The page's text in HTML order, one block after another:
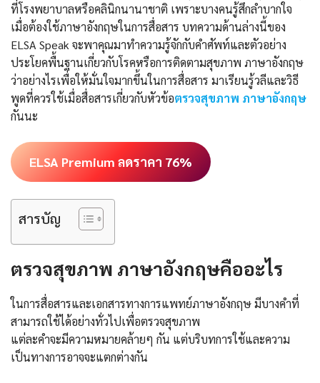
ที่โรงพยาบาลหรือคลินิกนานาชาติ เพราะบางคนรู้สึกลำบากใจ
เมื่อต้องใช้ภาษาอังกฤษในการสื่อสาร บทความด้านล่างนี้ของ
ELSA Speak จะพาคุณมาทำความรู้จักกับคำศัพท์และตัวอย่าง
ประโยคพื้นฐานเกี่ยวกับโรคหรือการติดตามสุขภาพ ภาษาอังกฤษ
ว่าอย่างไรเพื่อให้มั่นใจมากขึ้นในการสื่อสาร มาเรียนรู้วลีและวิธี
พูดที่ควรใช้เมื่อสื่อสารเกี่ยวกับหัวข้อตรวจสุขภาพ ภาษาอังกฤษ
กันนะ
ELSA Premium ลดราคา 76%
สารบัญ
ตรวจสุขภาพ ภาษาอังกฤษคืออะไร
ในการสื่อสารและเอกสารทางการแพทย์ภาษาอังกฤษ มีบางคำที่
สามารถใช้ได้อย่างทั่วไปเพื่อตรวจสุขภาพ
แต่ละคำจะมีความหมายคล้ายๆ กัน แต่บริบทการใช้และความ
เป็นทางการอาจจะแตกต่างกัน